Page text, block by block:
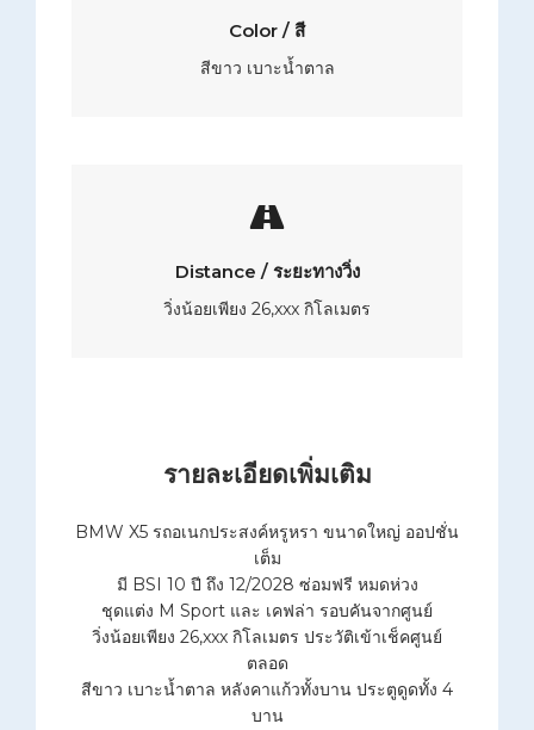
Color / สี
สีขาว เบาะน้ำตาล
Distance / ระยะทางวิ่ง
วิ่งน้อยเพียง 26,xxx กิโลเมตร
รายละเอียดเพิ่มเติม
BMW X5 รถอเนกประสงค์หรูหรา ขนาดใหญ่ ออปชั่น
เต็ม
มี BSI 10 ปี ถึง 12/2028 ซ่อมฟรี หมดห่วง
ชุดแต่ง M Sport และ เคฟล่า รอบคันจากศูนย์
วิ่งน้อยเพียง 26,xxx กิโลเมตร ประวัติเข้าเช็คศูนย์
ตลอด
สีขาว เบาะน้ำตาล หลังคาแก้วทั้งบาน ประตูดูดทั้ง 4
บาน